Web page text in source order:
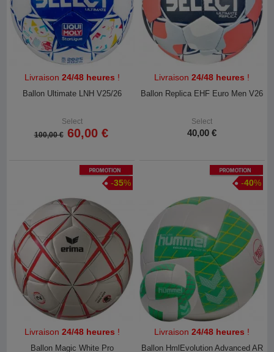
Livraison 24/48 heures !
Ballon Ultimate LNH V25/26
Select
100,00 € 60,00 €
Livraison24/48 heures !
Ballon Replica EHF Euro Men V26
Select
40,00 €
Promotion
-35%
Livraison 24/48 heures !
Ballon Magic White Pro
Promotion
-40%
Livraison24/48 heures !
Ballon HmlEvolution Advanced AR